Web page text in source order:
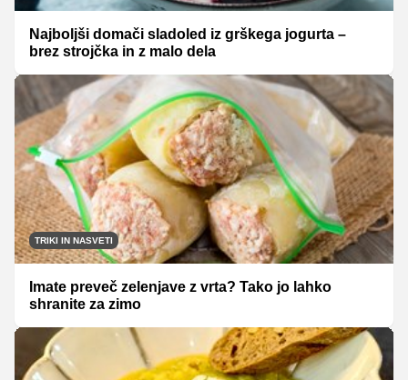
Najboljši domači sladoled iz grškega jogurta –
brez strojčka in z malo dela
TRIKI IN NASVETI
Imate preveč zelenjave z vrta? Tako jo lahko
shranite za zimo